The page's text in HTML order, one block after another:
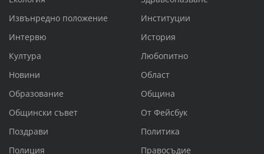
Извънредно положение
Институции
Интервю
История
Култура
Любопитно
Новини
Област
Образование
Община
Общински съвет
От Фейсбук
Поздрави
Политика
Полиция
Правосъдие